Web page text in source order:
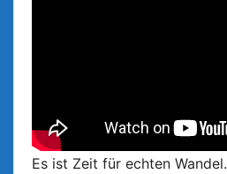
Es ist Zeit für echten Wandel.